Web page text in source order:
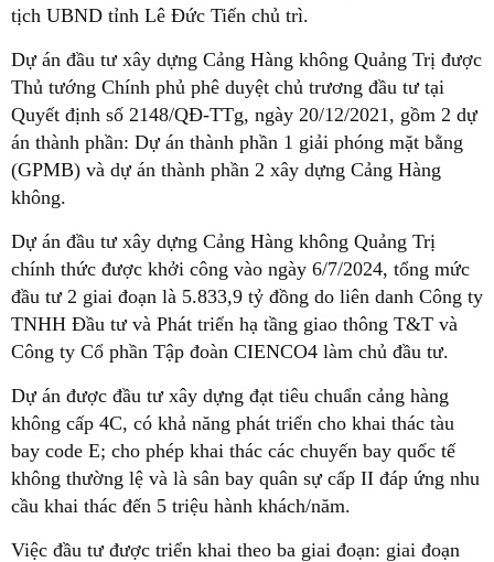
tịch UBND tỉnh Lê Đức Tiến chủ trì.
Dự án đầu tư xây dựng Cảng Hàng không Quảng Trị được
Thủ tướng Chính phủ phê duyệt chủ trương đầu tư tại
Quyết định số 2148/QĐ-TTg, ngày 20/12/2021, gồm 2 dự
án thành phần: Dự án thành phần 1 giải phóng mặt bằng
(GPMB) và dự án thành phần 2 xây dựng Cảng Hàng
không.
Dự án đầu tư xây dựng Cảng Hàng không Quảng Trị
chính thức được khởi công vào ngày 6/7/2024, tổng mức
đầu tư 2 giai đoạn là 5.833,9 tỷ đồng do liên danh Công ty
TNHH Đầu tư và Phát triển hạ tầng giao thông T&T và
Công ty Cổ phần Tập đoàn CIENCO4 làm chủ đầu tư.
Dự án được đầu tư xây dựng đạt tiêu chuẩn cảng hàng
không cấp 4C, có khả năng phát triển cho khai thác tàu
bay code E; cho phép khai thác các chuyến bay quốc tế
không thường lệ và là sân bay quân sự cấp II đáp ứng nhu
cầu khai thác đến 5 triệu hành khách/năm.
Việc đầu tư được triển khai theo ba giai đoạn: giai đoạn